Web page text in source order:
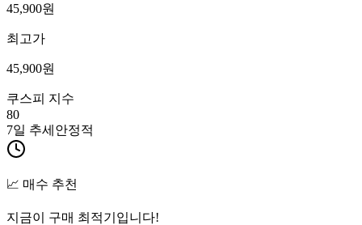
45,900원
최고가
45,900원
쿠스피 지수
80
7일 추세 안정적
📈 매수 추천
지금이 구매 최적기입니다!